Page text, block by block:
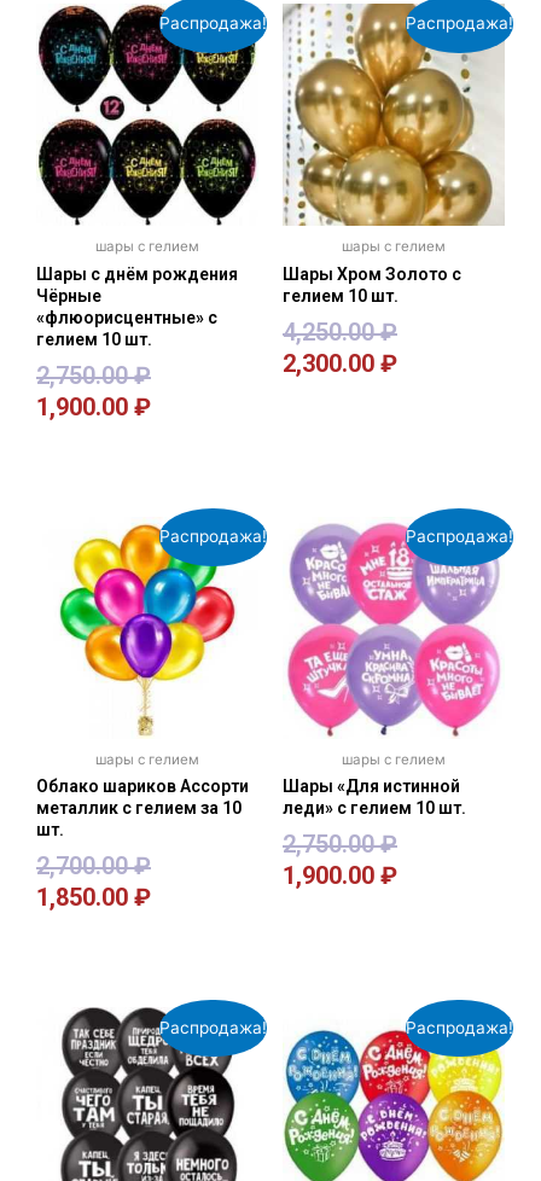
Распродажа!
шары с гелием
Шары с днём рождения
Чёрные
«флюорисцентные» с
гелием 10 шт.
2,750.00₽
1,900.00 ₽
Распродажа!
шары с гелием
Шары Хром Золото с
гелием 10 шт.
4,250.00₽
2,300.00 ₽
Распродажа!
шары с гелием
Облако шариков Ассорти
металлик с гелием за 10
шт.
2,700.00₽
1,850.00 ₽
Распродажа!
шары с гелием
Шары «Для истинной
леди» с гелием 10 шт.
2,750.00₽
1,900.00 ₽
Распродажа! Распродажа!